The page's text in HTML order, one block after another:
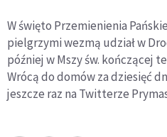
W święto Przemienienia
pielgrzymi wezmą udział w
później w Mszy św. kończącej
Wrócą do domów za dziesięć
jeszcze raz na Twitterze